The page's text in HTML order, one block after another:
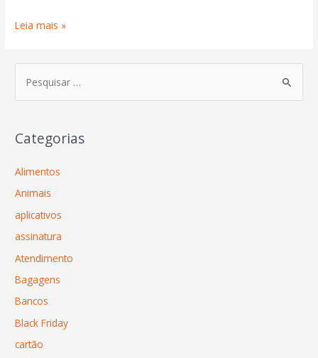
Leia mais »
Categorias
Alimentos
Animais
aplicativos
assinatura
Atendimento
Bagagens
Bancos
Black Friday
cartão